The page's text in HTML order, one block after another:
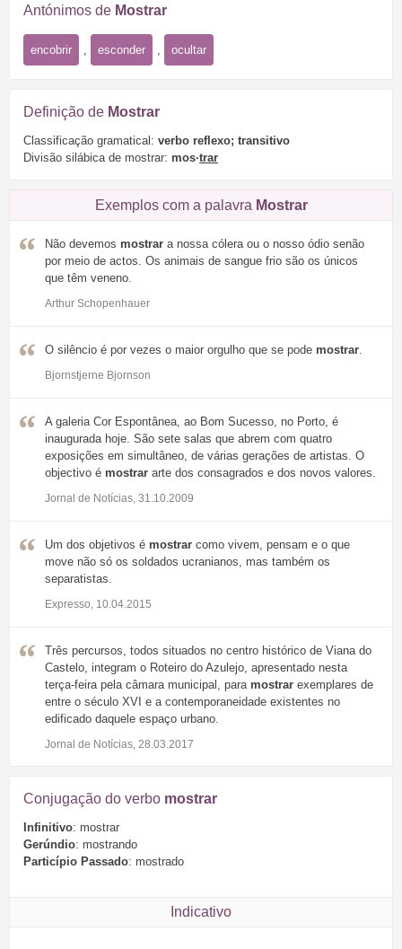
Antónimos de Mostrar
encobrir , esconder , ocultar
Definição de Mostrar
Classificação gramatical: verbo reflexo; transitivo
Divisão silábica de mostrar: mos·trar
Exemplos com a palavra Mostrar
Não devemos mostrar a nossa cólera ou o nosso ódio senão
por meio de actos. Os animais de sangue frio são os únicos
que têm veneno.
Arthur Schopenhauer
O silêncio é por vezes o maior orgulho que se pode mostrar.
Bjornstjerne Bjornson
A galeria Cor Espontânea, ao Bom Sucesso, no Porto, é
inaugurada hoje. São sete salas que abrem com quatro
exposições em simultâneo, de várias gerações de artistas. O
objectivo é mostrar arte dos consagrados e dos novos valores.
Jornal de Notícias, 31.10.2009
Um dos objetivos é mostrar como vivem, pensam e o que
move não só os soldados ucranianos, mas também os
separatistas.
Expresso, 10.04.2015
Três percursos, todos situados no centro histórico de Viana do
Castelo, integram o Roteiro do Azulejo, apresentado nesta
terça-feira pela câmara municipal, para mostrar exemplares de
entre o século XVI e a contemporaneidade existentes no
edificado daquele espaço urbano.
Jornal de Notícias, 28.03.2017
Conjugação do verbo mostrar
Infinitivo: mostrar
Gerúndio: mostrando
Particípio Passado: mostrado
Indicativo